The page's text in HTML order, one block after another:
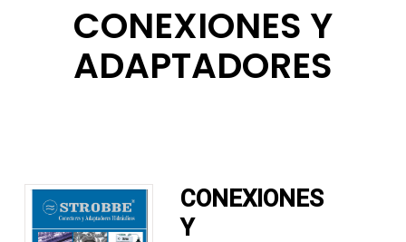
CONEXIONES Y
ADAPTADORES
CONEXIONES
Y